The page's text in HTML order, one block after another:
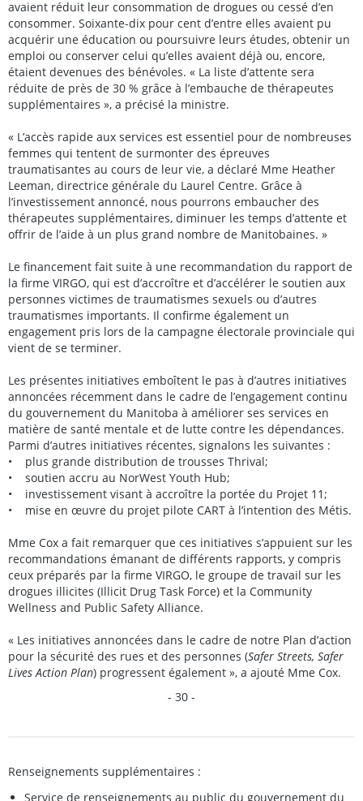
avaient réduit leur consommation de drogues ou cessé d’en
consommer. Soixante-dix pour cent d’entre elles avaient pu
acquérir une éducation ou poursuivre leurs études, obtenir un
emploi ou conserver celui qu’elles avaient déjà ou, encore,
étaient devenues des bénévoles. « La liste d’attente sera
réduite de près de 30 % grâce à l’embauche de thérapeutes
supplémentaires », a précisé la ministre.
« L’accès rapide aux services est essentiel pour de nombreuses
femmes qui tentent de surmonter des épreuves
traumatisantes au cours de leur vie, a déclaré Mme Heather
Leeman, directrice générale du Laurel Centre. Grâce à
l’investissement annoncé, nous pourrons embaucher des
thérapeutes supplémentaires, diminuer les temps d’attente et
offrir de l’aide à un plus grand nombre de Manitobaines. »
Le financement fait suite à une recommandation du rapport de
la firme VIRGO, qui est d’accroître et d’accélérer le soutien aux
personnes victimes de traumatismes sexuels ou d’autres
traumatismes importants. Il confirme également un
engagement pris lors de la campagne électorale provinciale qui
vient de se terminer.
Les présentes initiatives emboîtent le pas à d’autres initiatives
annoncées récemment dans le cadre de l’engagement continu
du gouvernement du Manitoba à améliorer ses services en
matière de santé mentale et de lutte contre les dépendances.
Parmi d’autres initiatives récentes, signalons les suivantes :
• plus grande distribution de trousses Thrival;
• soutien accru au NorWest Youth Hub;
• investissement visant à accroître la portée du Projet 11;
• mise en œuvre du projet pilote CART à l’intention des Métis.
Mme Cox a fait remarquer que ces initiatives s’appuient sur les
recommandations émanant de différents rapports, y compris
ceux préparés par la firme VIRGO, le groupe de travail sur les
drogues illicites (Illicit Drug Task Force) et la Community
Wellness and Public Safety Alliance.
« Les initiatives annoncées dans le cadre de notre Plan d’action
pour la sécurité des rues et des personnes (Safer Streets, Safer
Lives Action Plan) progressent également », a ajouté Mme Cox.
- 30 -
Renseignements supplémentaires :
Service de renseignements au public du gouvernement du